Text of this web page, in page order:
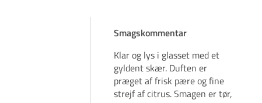
Smagskommentar
Klar og lys i glasset med et
gyldent skær. Duften er
præget af frisk pære og fine
strejf af citrus. Smagen er tør,